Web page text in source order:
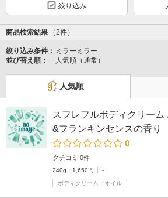
絞り込み
商品検索結果 （2件）
絞り込み条件： ミラーミラー
並び替え順：
人気順（通常）
人気順
スフレフルボディクリー
&フランキンセンスの香り
0
クチコミ 0件
240g・1,650円
-
ボディクリーム・オイル